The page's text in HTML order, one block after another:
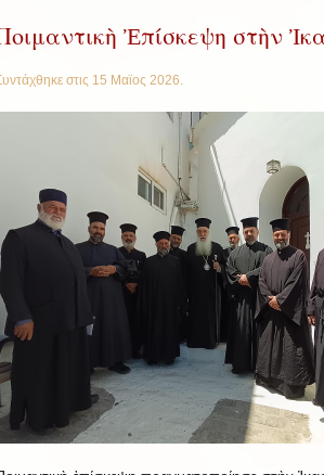
Ἐπίσκεψη στὴν
στις 15 Μαϊος 2026